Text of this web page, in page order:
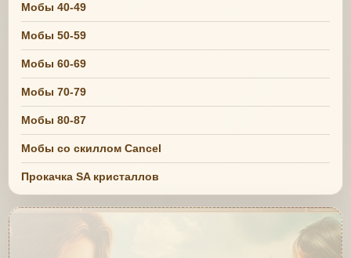
Мобы 40-49
Мобы 50-59
Мобы 60-69
Мобы 70-79
Мобы 80-87
Мобы со скиллом Cancel
Прокачка SA кристаллов